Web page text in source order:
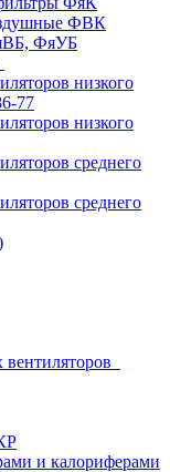
ФВК
ФяУБ
низкого
77
низкого
среднего
среднего
и калориферами